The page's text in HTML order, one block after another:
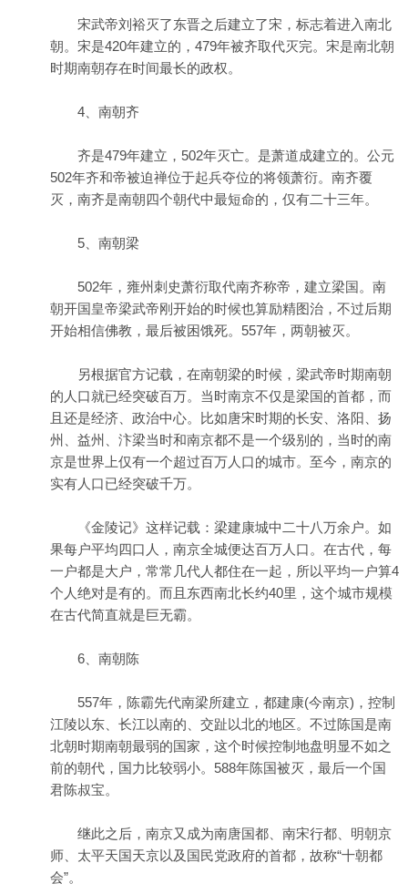
宋武帝刘裕灭了东晋之后建立了宋，标志着进入南北
朝。宋是420年建立的，479年被齐取代灭完。宋是南北朝
时期南朝存在时间最长的政权。
4、南朝齐
齐是479年建立，502年灭亡。是萧道成建立的。公元
502年齐和帝被迫禅位于起兵夺位的将领萧衍。南齐覆
灭，南齐是南朝四个朝代中最短命的，仅有二十三年。
5、南朝梁
502年，雍州刺史萧衍取代南齐称帝，建立梁国。南
朝开国皇帝梁武帝刚开始的时候也算励精图治，不过后期
开始相信佛教，最后被困饿死。557年，两朝被灭。
另根据官方记载，在南朝梁的时候，梁武帝时期南朝
的人口就已经突破百万。当时南京不仅是梁国的首都，而
且还是经济、政治中心。比如唐宋时期的长安、洛阳、扬
州、益州、汴梁当时和南京都不是一个级别的，当时的南
京是世界上仅有一个超过百万人口的城市。至今，南京的
实有人口已经突破千万。
《金陵记》这样记载：梁建康城中二十八万余户。如
果每户平均四口人，南京全城便达百万人口。在古代，每
一户都是大户，常常几代人都住在一起，所以平均一户算4
个人绝对是有的。而且东西南北长约40里，这个城市规模
在古代简直就是巨无霸。
6、南朝陈
557年，陈霸先代南梁所建立，都建康(今南京)，控制
江陵以东、长江以南的、交趾以北的地区。不过陈国是南
北朝时期南朝最弱的国家，这个时候控制地盘明显不如之
前的朝代，国力比较弱小。588年陈国被灭，最后一个国
君陈叔宝。
继此之后，南京又成为南唐国都、南宋行都、明朝京
师、太平天国天京以及国民党政府的首都，故称“十朝都
会”。